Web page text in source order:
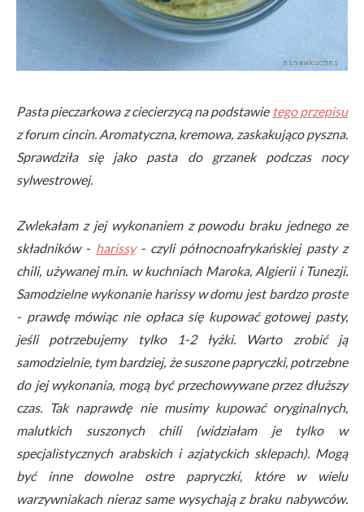
Pasta pieczarkowa z ciecierzycą na podstawie tego przepisu
z forum cincin. Aromatyczna, kremowa, zaskakująco pyszna.
Sprawdziła się jako pasta do grzanek podczas nocy
sylwestrowej.
Zwlekałam z jej wykonaniem z powodu braku jednego ze
składników - harissy- czyli północnoafrykańskiej pasty z
chili, używanej m.in. w kuchniach Maroka, Algierii i Tunezji.
Samodzielne wykonanie harissy w domu jest bardzo proste
- prawdę mówiąc nie opłaca się kupować gotowej pasty,
jeśli potrzebujemy tylko 1-2 łyżki. Warto zrobić ją
samodzielnie, tym bardziej, że suszone papryczki, potrzebne
do jej wykonania, mogą być przechowywane przez dłuższy
czas. Tak naprawdę nie musimy kupować oryginalnych,
malutkich suszonych chili (widziałam je tylko w
specjalistycznych arabskich i azjatyckich sklepach). Mogą
być inne dowolne ostre papryczki, które w wielu
warzywniakach nieraz same wysychają z braku nabywców.